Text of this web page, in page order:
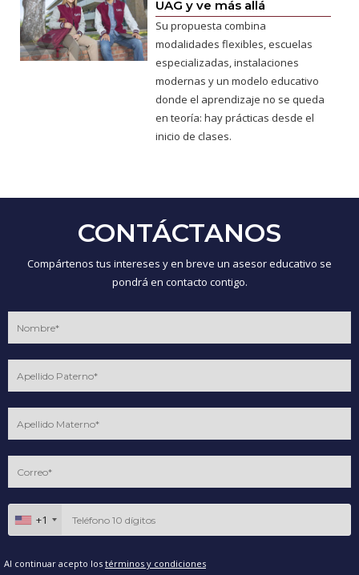
UAG y ve más allá
Su propuesta combina
modalidades flexibles, escuelas
especializadas, instalaciones
modernas y un modelo educativo
donde el aprendizaje no se queda
en teoría: hay prácticas desde el
inicio de clases.
CONTÁCTANOS
Compártenos tus intereses y en breve un asesor educativo se
pondrá en contacto contigo.
+1
Al continuar acepto los términos y condiciones